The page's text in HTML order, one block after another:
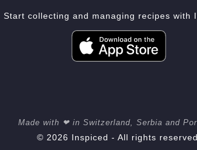
Start collecting and managing recipes with
Made with ❤ in Switzerland, Serbia and
© 2026 Inspiced - All rights reserved.